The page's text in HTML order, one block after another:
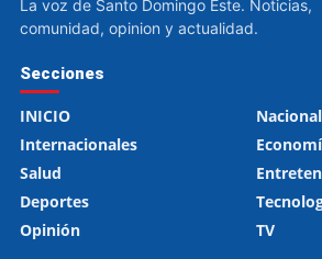
La voz de Santo Domingo Este. Noticias,
comunidad, opinion y actualidad.
Secciones
INICIO
Internacionales
Salud
Deportes
Opinión
TV